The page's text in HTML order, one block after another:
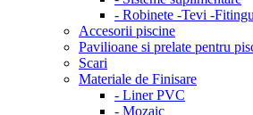
- Robinete -Tevi -
Accesorii piscine
Pavilioane si prelate pentru
Scari
Materiale de Finisare
- Liner PVC
- Mozaic